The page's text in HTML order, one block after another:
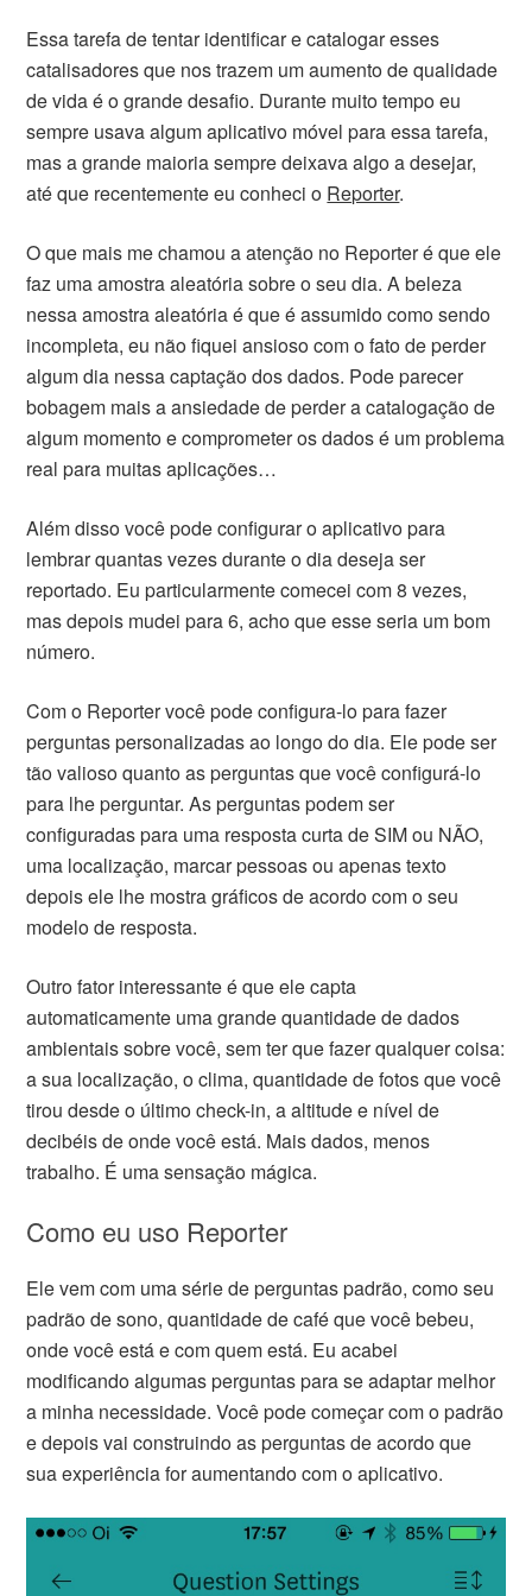
Essa tarefa de tentar identificar e catalogar esses
catalisadores que nos trazem um aumento de qualidade
de vida é o grande desafio. Durante muito tempo eu
sempre usava algum aplicativo móvel para essa tarefa,
mas a grande maioria sempre deixava algo a desejar,
até que recentemente eu conheci o Reporter.
O que mais me chamou a atenção no Reporter é que ele
faz uma amostra aleatória sobre o seu dia. A beleza
nessa amostra aleatória é que é assumido como sendo
incompleta, eu não fiquei ansioso com o fato de perder
algum dia nessa captação dos dados. Pode parecer
bobagem mais a ansiedade de perder a catalogação de
algum momento e comprometer os dados é um problema
real para muitas aplicações…
Além disso você pode configurar o aplicativo para
lembrar quantas vezes durante o dia deseja ser
reportado. Eu particularmente comecei com 8 vezes,
mas depois mudei para 6, acho que esse seria um bom
número.
Com o Reporter você pode configura-lo para fazer
perguntas personalizadas ao longo do dia. Ele pode ser
tão valioso quanto as perguntas que você configurá-lo
para lhe perguntar. As perguntas podem ser
configuradas para uma resposta curta de SIM ou NÃO,
uma localização, marcar pessoas ou apenas texto
depois ele lhe mostra gráficos de acordo com o seu
modelo de resposta.
Outro fator interessante é que ele capta
automaticamente uma grande quantidade de dados
ambientais sobre você, sem ter que fazer qualquer coisa:
a sua localização, o clima, quantidade de fotos que você
tirou desde o último check-in, a altitude e nível de
decibéis de onde você está. Mais dados, menos
trabalho. É uma sensação mágica.
Como eu uso Reporter
Ele vem com uma série de perguntas padrão, como seu
padrão de sono, quantidade de café que você bebeu,
onde você está e com quem está. Eu acabei
modificando algumas perguntas para se adaptar melhor
a minha necessidade. Você pode começar com o padrão
e depois vai construindo as perguntas de acordo que
sua experiência for aumentando com o aplicativo.